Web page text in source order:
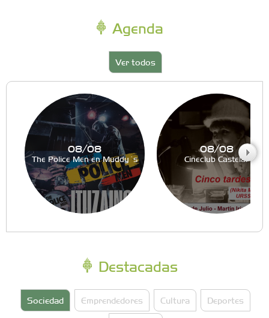
Agenda
Ver todos
08/08
The Police Men en Muddy´s
08/08
Cineclub Castelar
Destacadas
Sociedad Emprendedores Cultura Deportes